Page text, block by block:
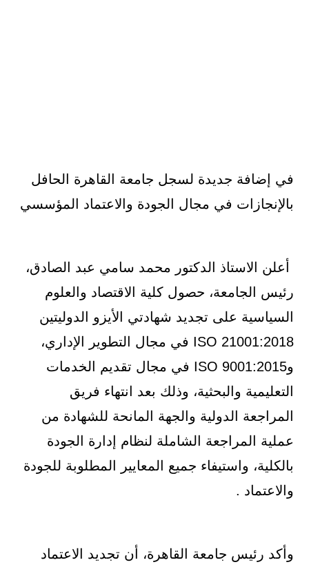
في إضافة جديدة لسجل جامعة القاهرة الحافل
بالإنجازات في مجال الجودة والاعتماد المؤسسي
أعلن الاستاذ الدكتور محمد سامي عبد الصادق،
رئيس الجامعة، حصول كلية الاقتصاد والعلوم
السياسية على تجديد شهادتي الأيزو الدوليتين
ISO 21001:2018 في مجال التطوير الإداري،
وISO 9001:2015 في مجال تقديم الخدمات
التعليمية والبحثية، وذلك بعد انتهاء فريق
المراجعة الدولية والجهة المانحة للشهادة من
عملية المراجعة الشاملة لنظام إدارة الجودة
بالكلية، واستيفاء جميع المعايير المطلوبة للجودة
والاعتماد .
وأكد رئيس جامعة القاهرة، أن تجديد الاعتماد